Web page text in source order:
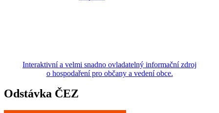
Interaktivní a velmi snadno ovladatelný informační zdroj
o hospodaření pro občany a vedení obce.
Odstávka ČEZ